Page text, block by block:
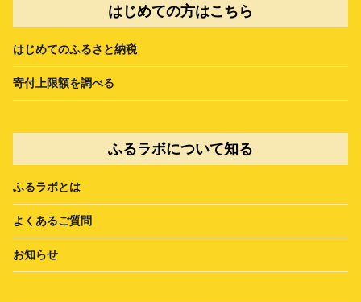
はじめての方はこちら
はじめてのふるさと納税
寄付上限額を調べる
ふるラボについて知る
ふるラボとは
よくあるご質問
お知らせ